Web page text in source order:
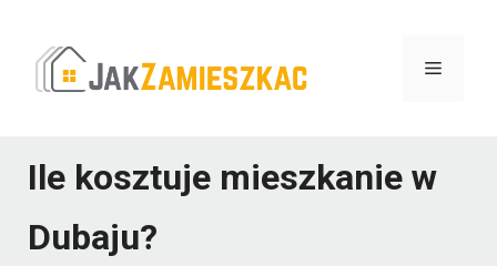
treści
Menu
Ile kosztuje mieszkanie w
Dubaju?